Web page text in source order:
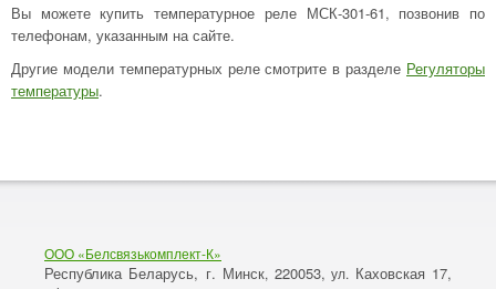
Вы можете купить температурное реле МСК-301-61, позвонив по
телефонам, указанным на сайте.
Другие модели температурных реле смотрите в разделе Регуляторы
температуры.
ООО «Белсвязькомплект-К»
Республика Беларусь, г. Минск, 220053, ул. Каховская 17,